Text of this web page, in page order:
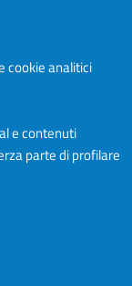
utente.
obbligatorio
cookie analitici
e contenuti
parte di profilare